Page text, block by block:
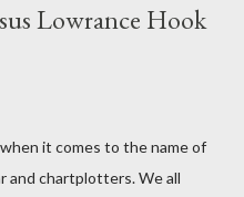
Lowrance Hook
it comes to the name of
and chartplotters. We all